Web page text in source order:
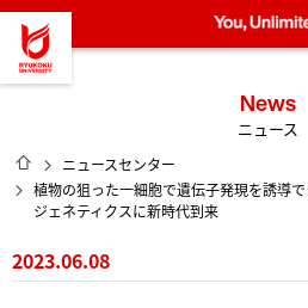
龍谷大学 You,
News
ニュース
HOME
ニュースセンター
植物の狙った一細胞で遺伝子発現を誘導
ジェネティクスに新時代到来
2023.06.08